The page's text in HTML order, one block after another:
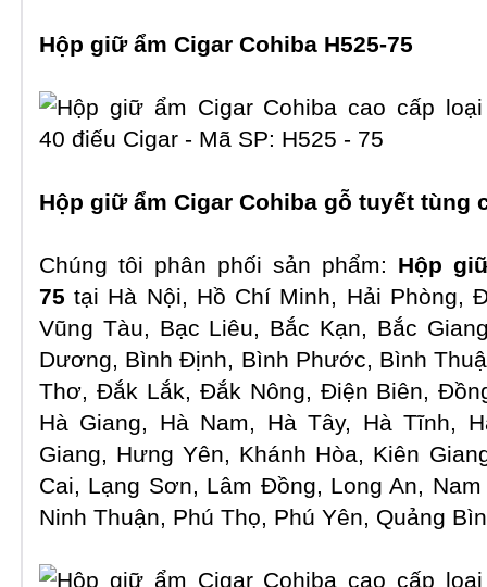
Hộp giữ ẩm Cigar Cohiba H525-75
Hộp giữ ẩm Cigar Cohiba gỗ tuyết tùng
Chúng tôi phân phối sản phẩm: Hộp
75 tại Hà Nội, Hồ Chí Minh, Hải Phòng,
Vũng Tàu, Bạc Liêu, Bắc Kạn, Bắc
Dương, Bình Định, Bình Phước, Bình
Thơ, Đắk Lắk, Đắk Nông, Điện Biên,
Hà Giang, Hà Nam, Hà Tây, Hà Tĩnh,
Giang, Hưng Yên, Khánh Hòa, Kiên
Cai, Lạng Sơn, Lâm Đồng, Long An,
Ninh Thuận, Phú Thọ, Phú Yên, Quảng